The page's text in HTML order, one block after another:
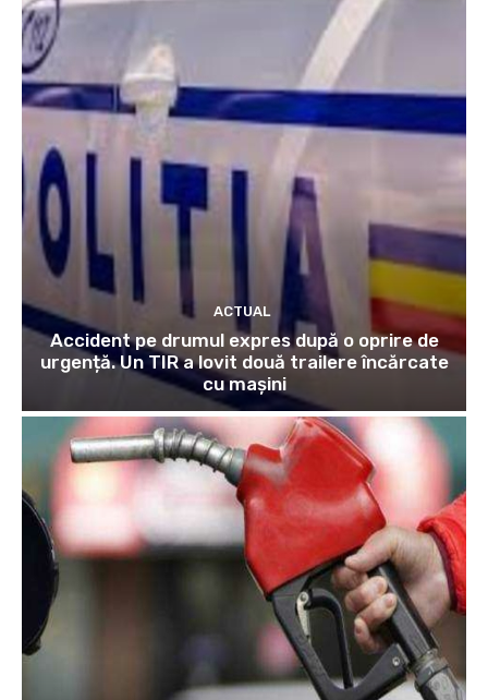
ACTUAL
Accident pe drumul expres după o oprire de
urgență. Un TIR a lovit două trailere încărcate
cu mașini